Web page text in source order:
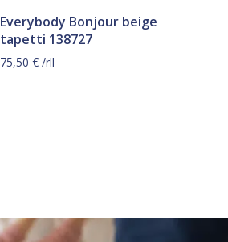
Everybody Bonjour beige
tapetti 138727
75,50 €/rll